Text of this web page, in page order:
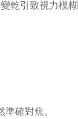
乾引致視力模糊
確對焦。